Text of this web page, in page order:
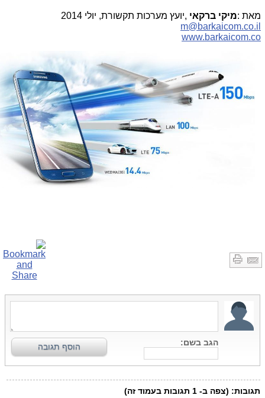
מאת: מיקי ברקאי, יועץ מערכות תקשורת, יולי 2014
m@barkaicom.co.il
www.barkaicom.co